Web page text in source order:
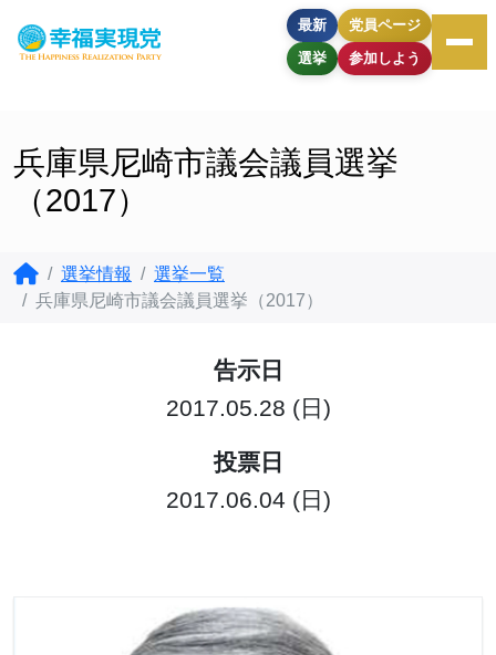
最新
選挙
党員ページ
参加しよう
兵庫県尼崎市議会議員選挙
（2017）
選挙情報
選挙一覧
兵庫県尼崎市議会議員選挙（2017）
告示日
2017.05.28 (日)
投票日
2017.06.04 (日)